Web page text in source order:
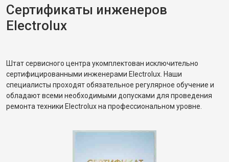
Сертификаты инженеров
Electrolux
Штат сервисного центра укомплектован исключительно
сертифицированными инженерами Electrolux. Наши
специалисты проходят обязательное регулярное обучение и
обладают всеми необходимыми допусками для проведения
ремонта техники Electrolux на профессиональном уровне.